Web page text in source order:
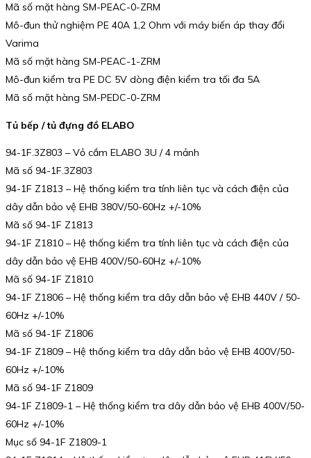
Mã số mặt hàng SM-PEAC-0-ZRM
Mô-đun thử nghiệm PE 40A 1,2 Ohm với máy biến áp thay đổi
Varima
Mã số mặt hàng SM-PEAC-1-ZRM
Mô-đun kiểm tra PE DC 5V dòng điện kiểm tra tối đa 5A
Mã số mặt hàng SM-PEDC-0-ZRM
Tủ bếp / tủ đựng đồ ELABO
94-1F.3Z803 – Vỏ cắm ELABO 3U / 4 mảnh
Mã số 94-1F.3Z803
94-1F Z1813 – Hệ thống kiểm tra tính liên tục và cách điện của
dây dẫn bảo vệ EHB 380V/50-60Hz +/-10%
Mã số 94-1F Z1813
94-1F Z1810 – Hệ thống kiểm tra tính liên tục và cách điện của
dây dẫn bảo vệ EHB 400V/50-60Hz +/-10%
Mã số 94-1F Z1810
94-1F Z1806 – Hệ thống kiểm tra dây dẫn bảo vệ EHB 440V / 50-
60Hz +/-10%
Mã số 94-1F Z1806
94-1F Z1809 – Hệ thống kiểm tra dây dẫn bảo vệ EHB 400V/50-
60Hz +/-10%
Mã số 94-1F Z1809
94-1F Z1809-1 – Hệ thống kiểm tra dây dẫn bảo vệ EHB 400V/50-
60Hz +/-10%
Mục số 94-1F Z1809-1